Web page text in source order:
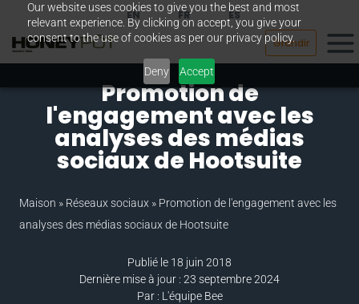
Our website uses cookies to give you the best and most
relevant experience. By clicking on accept, you give your
consent to the use of cookies as per our privacy policy.
Deny Accept
Passer
contenu
EN FR ES
Grandir
Promotion de
l'engagement avec les
analyses des médias
sociaux de Hootsuite
Maison » Réseaux sociaux » Promotion de l'engagement avec les
analyses des médias sociaux de Hootsuite
Publié le 18 juin 2018
Dernière mise à jour : 23 septembre 2024
Par : L'équipe Bee